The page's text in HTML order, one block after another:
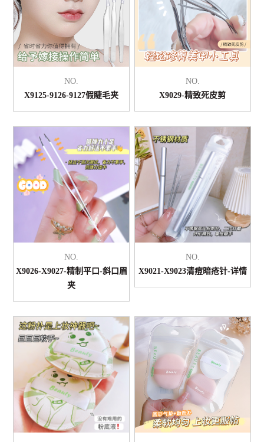
NO.
X9125-9126-9127假睫毛夹
NO.
X9029-精致死皮剪
NO.
X9026-X9027-精制平口-斜口眉
夹
NO.
X9021-X9023清痘暗疮针-详情